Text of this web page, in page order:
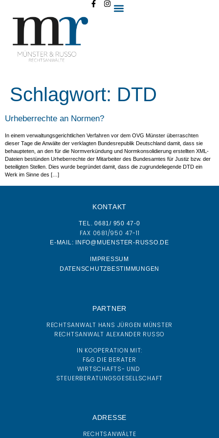
Schlagwort: DTD
Urheberrechte an Normen?
In einem verwaltungsgerichtlichen Verfahren vor dem OVG Münster überraschten
dieser Tage die Anwälte der verklagten Bundesrepublik Deutschland damit, dass sie
behaupteten, an den für die Normverkündung und Normkonsolidierung erstellten XML-
Dateien bestünden Urheberrechte der Mitarbeiter des Bundesamtes für Justiz bzw. der
beteiligten Stellen. Dies wurde begründet damit, dass die zugrundeliegende DTD ein
Werk im Sinne des […]
KONTAKT
TEL. 0681/ 950 47-0
FAX 0681/950 47-11
E-MAIL: INFO@MUENSTER-RUSSO.DE
IMPRESSUM
DATENSCHUTZBESTIMMUNGEN
PARTNER
RECHTSANWALT HANS JÜRGEN MÜNSTER
RECHTSANWALT ALEXANDER RUSSO
IN KOOPERATION MIT:
F&G DIE BERATER
WIRTSCHAFTS- UND
STEUERBERATUNGSGESELLSCHAFT
ADRESSE
RECHTSANWÄLTE